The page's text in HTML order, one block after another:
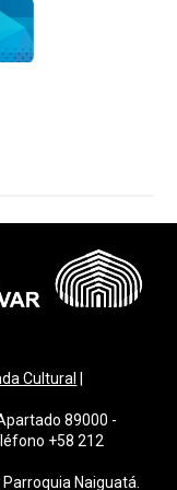
Cultural
89000 -
+58 212
Naiguatá.